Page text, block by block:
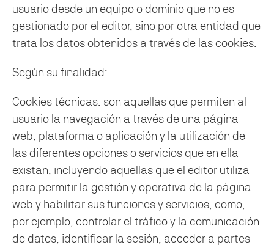
usuario desde un equipo o dominio que no es
gestionado por el editor, sino por otra entidad que
trata los datos obtenidos a través de las cookies.
Según su finalidad:
Cookies técnicas: son aquellas que permiten al
usuario la navegación a través de una página
web, plataforma o aplicación y la utilización de
las diferentes opciones o servicios que en ella
existan, incluyendo aquellas que el editor utiliza
para permitir la gestión y operativa de la página
web y habilitar sus funciones y servicios, como,
por ejemplo, controlar el tráfico y la comunicación
de datos, identificar la sesión, acceder a partes